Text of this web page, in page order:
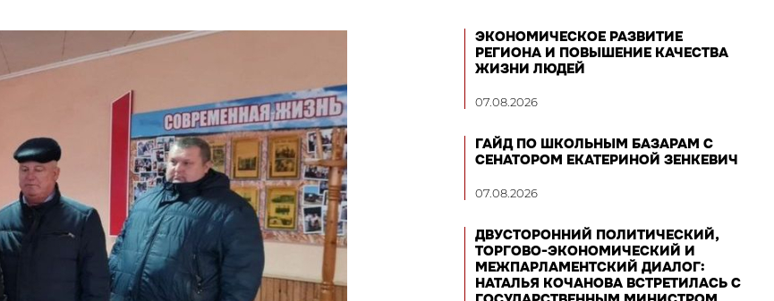
ЭКОНОМИЧЕСКОЕ РАЗВИТИЕ
РЕГИОНА И ПОВЫШЕНИЕ КАЧЕСТВА
ЖИЗНИ ЛЮДЕЙ
07.08.2026
ГАЙД ПО ШКОЛЬНЫМ БАЗАРАМ С
СЕНАТОРОМ ЕКАТЕРИНОЙ ЗЕНКЕВИЧ
07.08.2026
ДВУСТОРОННИЙ ПОЛИТИЧЕСКИЙ,
ТОРГОВО-ЭКОНОМИЧЕСКИЙ И
МЕЖПАРЛАМЕНТСКИЙ ДИАЛОГ:
НАТАЛЬЯ КОЧАНОВА ВСТРЕТИЛАСЬ С